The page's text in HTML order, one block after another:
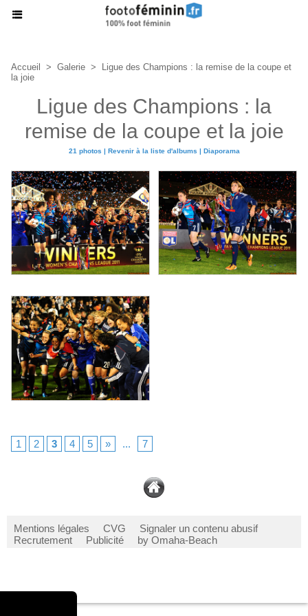
Accueil > Galerie >
Ligue des Champions : la remise de la coupe et
la joie
Ligue des Champions : la
remise de la coupe et la joie
21 photos | Revenir à la liste d'albums | Diaporama
1 2 3 4 5 » ... 7
Mentions légales CVG
Signaler un contenu abusif
Recrutement
Publicité by Omaha-Beach